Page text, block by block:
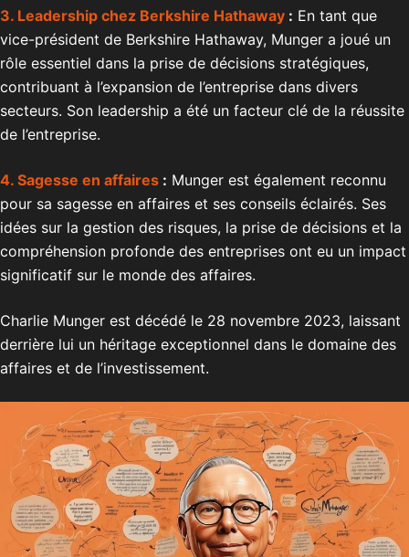
3. Leadership chez Berkshire Hathaway : En tant que
vice-président de Berkshire Hathaway, Munger a joué un
rôle essentiel dans la prise de décisions stratégiques,
contribuant à l’expansion de l’entreprise dans divers
secteurs. Son leadership a été un facteur clé de la réussite
de l’entreprise.
4. Sagesse en affaires : Munger est également reconnu
pour sa sagesse en affaires et ses conseils éclairés. Ses
idées sur la gestion des risques, la prise de décisions et la
compréhension profonde des entreprises ont eu un impact
significatif sur le monde des affaires.
Charlie Munger est décédé le 28 novembre 2023, laissant
derrière lui un héritage exceptionnel dans le domaine des
affaires et de l’investissement.